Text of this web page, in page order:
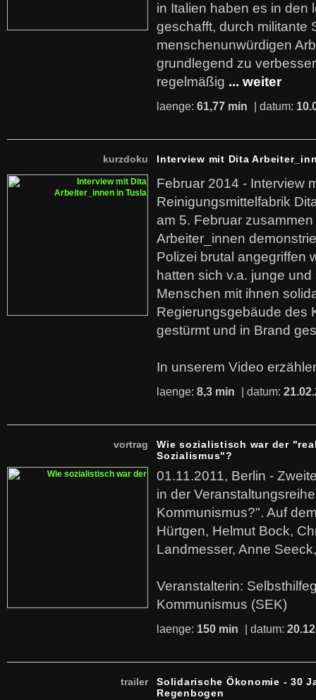
in Italien haben es in den
geschafft, durch militante
menschenunwürdigen
grundlegend zu
regelmäßig ... weiter
laenge: 61,77 min | datum:
kurzdoku Interview mit Dita
Februar 2014 - Interview
Reinigungsmittelfabrik
am 5. Februar
Arbeiter_innen
Polizei brutal angegriffen
hatten sich v.a. junge
Menschen mit ihnen
Regierungsgebäude des
gestürmt und in Brand
In unserem Video
laenge: 8,3 min | datum:
vortrag
Wie sozialistisch war der
Sozialismus"?
01.11.2011, Berlin -
in der
Kommunismus?". Auf
Hürtgen, Helmut Bock,
Landmesser, Anne
Veranstalterin:
Kommunismus (SEK)
laenge: 150 min | datum:
trailer
Solidarische Ökonomie - 30
Regenbogen